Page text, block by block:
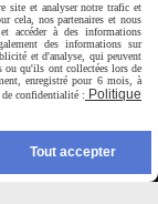
site et analyser notre trafic et
cela, nos partenaires et nous
accéder à des informations
des informations sur
et d'analyse, qui peuvent
ou qu'ils ont collectées lors de
enregistré pour 6 mois, à
confidentialité : Politique
Tout accepter